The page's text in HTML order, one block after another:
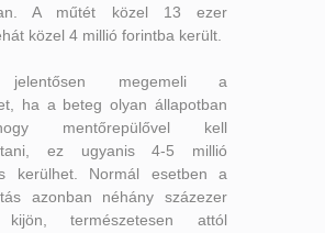
A műtét közel 13 ezer
közel 4 millió forintba került.
jelentősen megemeli a
ha a beteg olyan állapotban
mentőrepülővel kell
ez ugyanis 4-5 millió
kerülhet. Normál esetben a
azonban néhány százezer
kijön, természetesen attól